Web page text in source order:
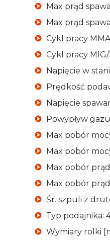
Max prąd
Max prąd
Cykl pracy
Cykl pracy MIG/
Napięcie w
Prędkość
Napięcie
Powypływ
Max pobór
Max pobór
Max pobór
Max pobór
Śr. szpuli z
Typ podajnika:
Wymiary rolki